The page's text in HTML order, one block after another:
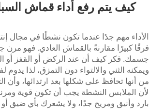
كيف يتم رفع أداء قماش
الأداء مهم جدًا عندما تكون نشطًا في مجال
فرقًا كبيرًا مقارنةً بالقماش العادي. فهو
جسمك. فكر كيف أن عند الركض أو القفز أو
من أنها تحافظ على شكلها بعد ارتدائها، وأن
لأن الملابس النشطة يجب أن تكون قوية
بارد وأنيق ومريح جدًا، ولا يشعرك بأي ضيق